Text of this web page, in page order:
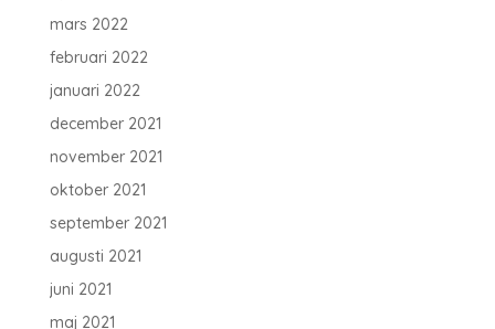
mars 2022
februari 2022
januari 2022
december 2021
november 2021
oktober 2021
september 2021
augusti 2021
juni 2021
maj 2021